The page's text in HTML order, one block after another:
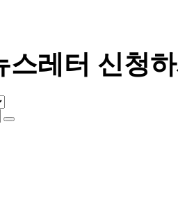
스레터 신청